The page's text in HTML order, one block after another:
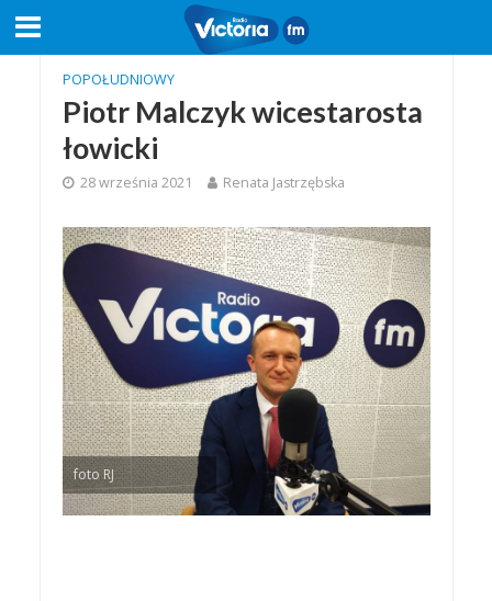
POPOŁUDNIOWY
Piotr Malczyk wicestarosta
łowicki
28 września 2021 Renata Jastrzębska
foto RJ